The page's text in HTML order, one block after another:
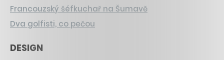
Francouzský šéfkuchař na Šumavě
Dva golfisti, co pečou
DESIGN